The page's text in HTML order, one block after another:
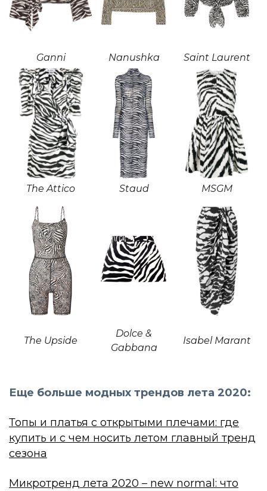
Ganni Nanushka Saint Laurent
The Attico Staud MSGM
The Upside
Dolce &
Gabbana
Isabel Marant
Еще больше модных трендов лета 2020:
Топы и платья с открытыми плечами: где
купить и с чем носить летом главный тренд
сезона
Микротренд лета 2020 – new normal: что